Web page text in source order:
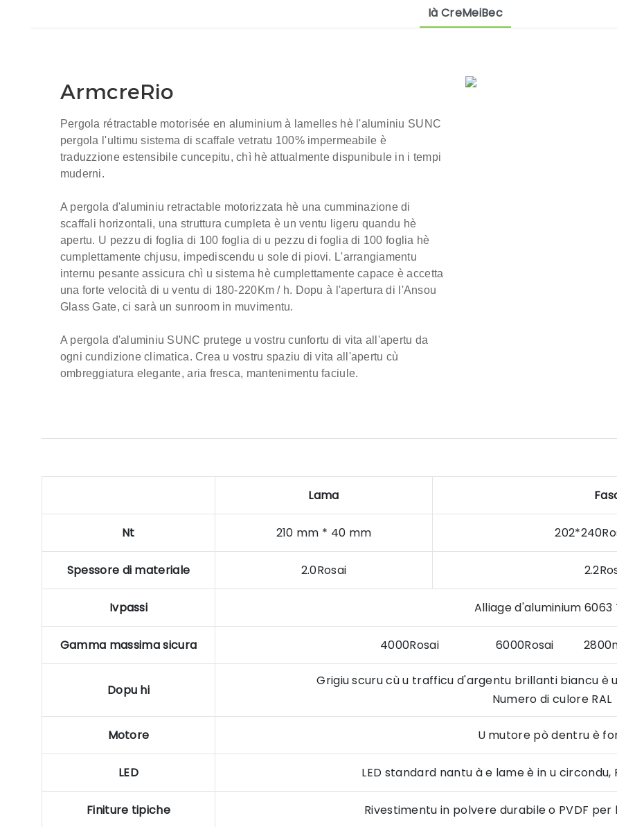
Ià CreMeiBec
ArmcreRio
Pergola rétractable motorisée en aluminium à lamelles hè l'aluminiu SUNC
pergola l'ultimu sistema di scaffale vetratu 100% impermeabile è
traduzzione estensibile cuncepitu, chì hè attualmente dispunibule in i tempi
muderni.
A pergola d'aluminiu retractable motorizzata hè una cumminazione di
scaffali horizontali, una struttura cumpleta è un ventu ligeru quandu hè
apertu. U pezzu di foglia di 100 foglia di u pezzu di foglia di 100 foglia hè
cumplettamente chjusu, impediscendu u sole di piovi. L'arrangiamentu
internu pesante assicura chì u sistema hè cumplettamente capace è accetta
una forte velocità di u ventu di 180-220Km / h. Dopu à l'apertura di l'Ansou
Glass Gate, ci sarà un sunroom in muvimentu.
A pergola d'aluminiu SUNC prutege u vostru cunfortu di vita all'apertu da
ogni cundizione climatica. Crea u vostru spaziu di vita all'apertu cù
ombreggiatura elegante, aria fresca, mantenimentu faciule.
Lama
Nt 210 mm * 40 mm
Spessore di materiale 2.0Rosai
Ivpassi Alliage d'aluminium 6063
Gamma massima sicura 4000Rosai 6000Rosai 2800mm
Dopu hi
Grigiu scuru cù u trafficu d'argentu brillanti biancu è
Numero di culore RAL
Motore U mutore pò dentru è
LED LED standard nantu à e lame è in u circondu,
Finiture tipiche Rivestimentu in polvere durabile o PVDF